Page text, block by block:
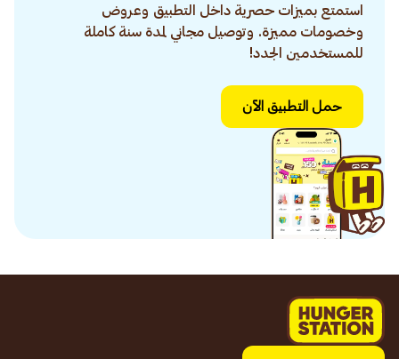
استمتع بميزات حصرية داخل التطبيق وعروض
وخصومات مميزة. وتوصيل مجاني لمدة سنة كاملة
للمستخدمين الجدد!
حمل التطبيق الآن